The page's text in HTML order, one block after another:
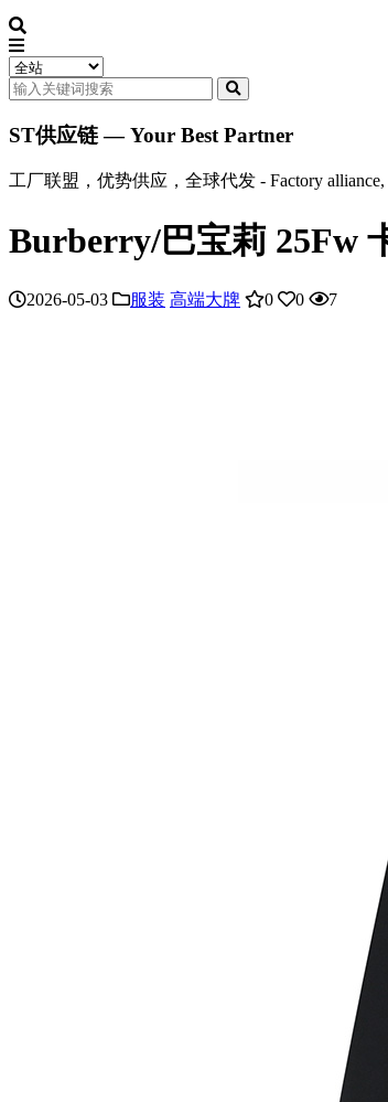
ST供应链 — Your Best Partner
工厂联盟，优势供应，全球代发 - Factory alliance,
Burberry/巴宝莉 25Fw
2026-05-03 服装 高端大牌 0 0 7